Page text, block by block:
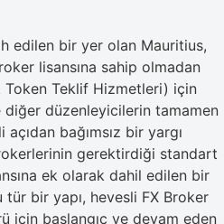
edilen bir yer olan Mauritius,
lisansına sahip olmadan
Token Teklif Hizmetleri) için
diğer düzenleyicilerin tamamen
bağımsız bir yargı
gerektirdiği standart
ek olarak dahil edilen bir
tür bir yapı, hevesli FX Broker
için başlangıç ve devam eden